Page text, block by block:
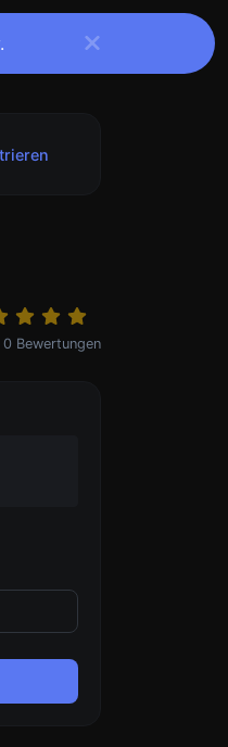
0 Bewertungen